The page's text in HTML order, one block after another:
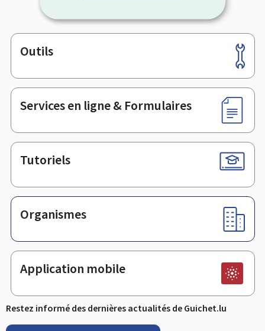
Pied
de
page
Outils
Services en ligne & Formulaires
Tutoriels
Organismes
Application mobile
Restez informé des dernières actualités de Guichet.lu